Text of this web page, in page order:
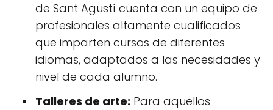
de Sant Agustí cuenta con un equipo de
profesionales altamente cualificados
que imparten cursos de diferentes
idiomas, adaptados a las necesidades y
nivel de cada alumno.
Talleres de arte: Para aquellos